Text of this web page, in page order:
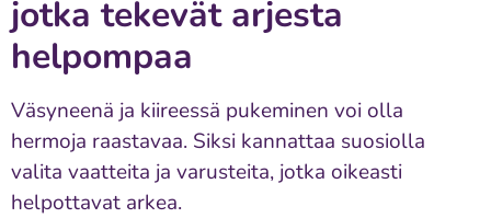
jotka tekevät arjesta
helpompaa
Väsyneenä ja kiireessä pukeminen voi olla
hermoja raastavaa. Siksi kannattaa suosiolla
valita vaatteita ja varusteita, jotka oikeasti
helpottavat arkea.